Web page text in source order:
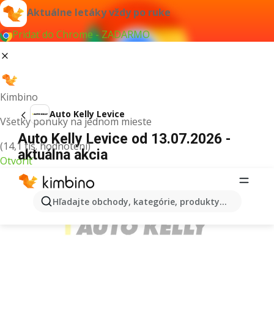
Aktuálne letáky vždy po ruke
Pridať do Chrome - ZADARMO
Kimbino
Všetky ponuky na jednom mieste
(14,1 tis. hodnotení)
Otvoriť
Hľadajte obchody, kategórie, produkty...
Auto Kelly Levice
Auto Kelly Levice od 13.07.2026 -
aktuálna akcia